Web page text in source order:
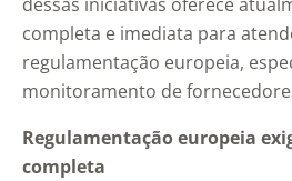
completa e imediata para
regulamentação europeia,
monitoramento de
Regulamentação europeia
completa